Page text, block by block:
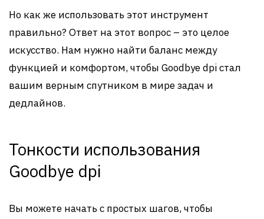
Но как же использовать этот инструмент
правильно? Ответ на этот вопрос – это целое
искусство. Нам нужно найти баланс между
функцией и комфортом, чтобы Goodbye dpi стал
вашим верным спутником в мире задач и
дедлайнов.
Тонкости использования
Goodbye dpi
Вы можете начать с простых шагов, чтобы